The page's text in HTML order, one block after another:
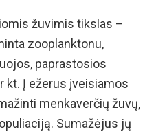
žuvimis tikslas –
zooplanktonu,
paprastosios
kt. Į ežerus įveisiamos
menkaverčių žuvų,
Sumažėjus jų